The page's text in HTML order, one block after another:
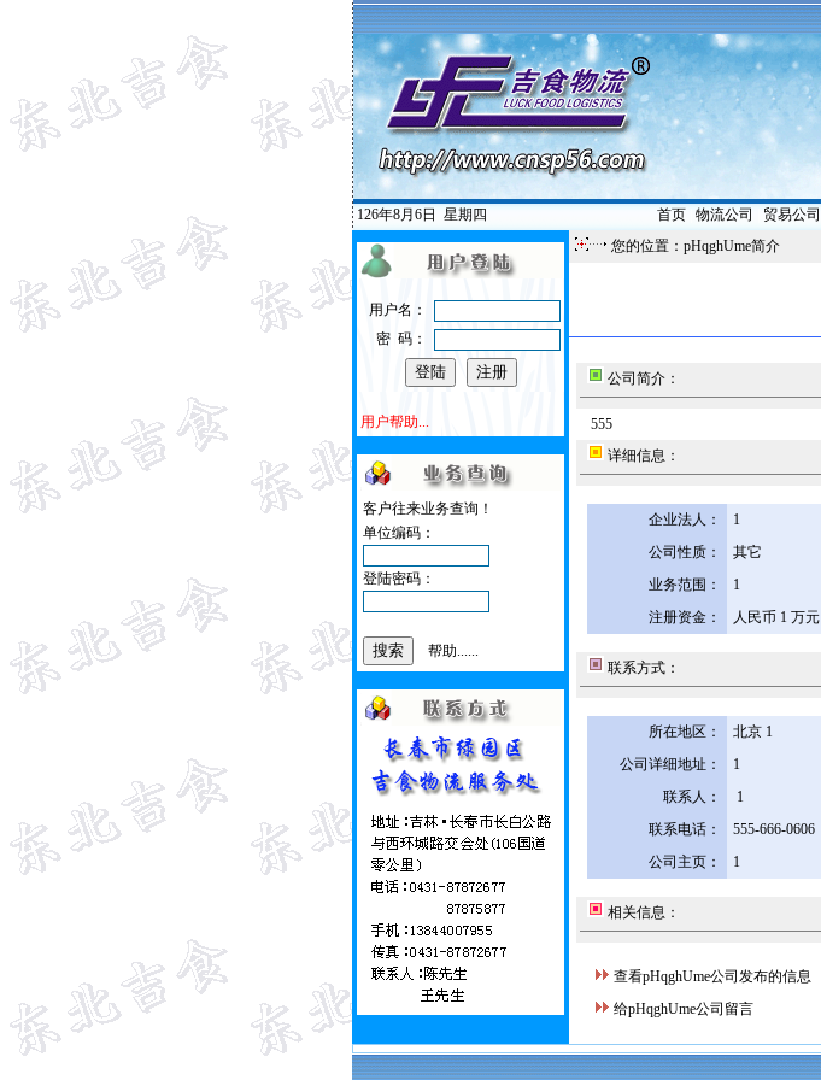
126年8月6日 星期四 首页| 物流公司 贸易公司
用户名：
密 码：
用户帮助...
客户往来业务查询！
单位编码：
登陆密码：
帮助......
您的位置：pHqghUme简介
公司简介：
555
详细信息：
企业法人：
1
公司性质：
其它
业务范围：
1
注册资金：
人民币 1 万元
联系方式：
所在地区： 北京 1
公司详细地址：
1
联系人：
1
联系电话：
555-666-0606
公司主页：
1
相关信息：
查看pHqghUme公司发布的信息
给pHqghUme公司留言